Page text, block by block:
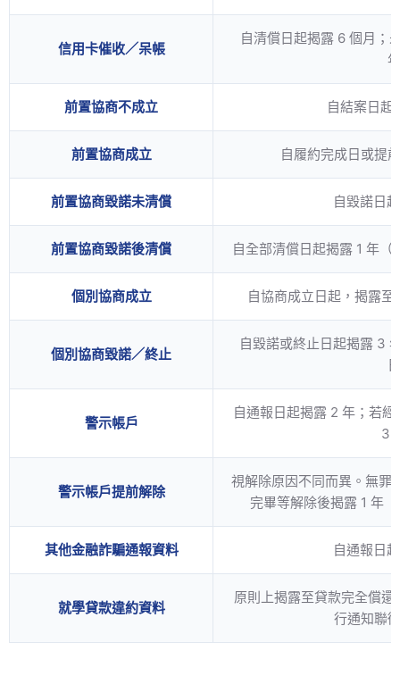
信用卡催收／呆帳
自清償日起揭露 6 個月；
前置協商不成立 自結案日起
前置協商成立 自履約完成日或提
前置協商毀諾未清償 自毀諾日
前置協商毀諾後清償 自全部清償日起揭露 1 年
個別協商成立 自協商成立日起，揭露
個別協商毀諾／終止
自毀諾或終止日起揭露 3
警示帳戶
自通報日起揭露 2 年；若
3
警示帳戶提前解除
視解除原因不同而異。無罪
完畢等解除後揭露 1 年
其他金融詐騙通報資料 自通報日
就學貸款違約資料
原則上揭露至貸款完全償
行通知聯